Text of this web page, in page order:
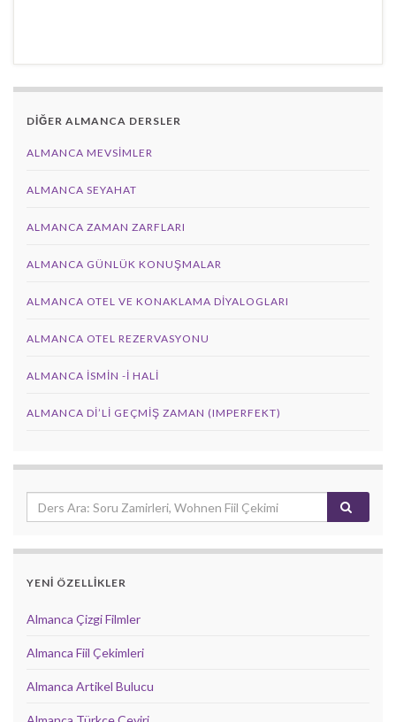
DİĞER ALMANCA DERSLER
ALMANCA MEVSIMLER
ALMANCA SEYAHAT
ALMANCA ZAMAN ZARFLARI
ALMANCA GÜNLÜK KONUŞMALAR
ALMANCA OTEL VE KONAKLAMA DIYALOGLARI
ALMANCA OTEL REZERVASYONU
ALMANCA İSMIN -I HALI
ALMANCA DI’LI GEÇMIŞ ZAMAN (IMPERFEKT)
YENİ ÖZELLİKLER
Almanca Çizgi Filmler
Almanca Fiil Çekimleri
Almanca Artikel Bulucu